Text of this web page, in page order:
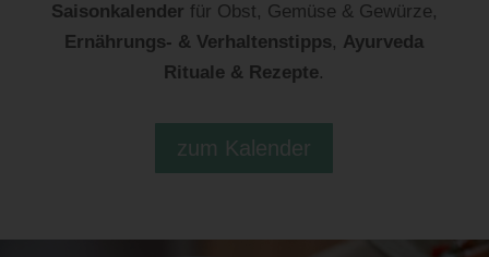
Saisonkalender für Obst, Gemüse & Gewürze,
Ernährungs- & Verhaltenstipps, Ayurveda
Rituale & Rezepte.
zum Kalender